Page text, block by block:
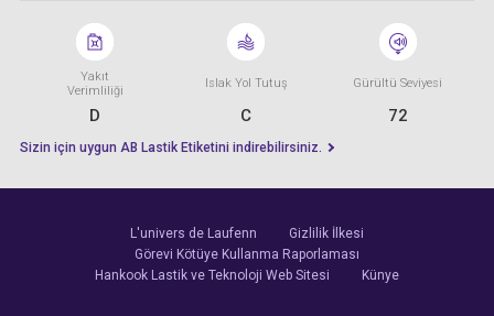
Yakıt
Verimliliği
D
Islak Yol Tutuş
C
Gürültü Seviyesi
72
Sizin için uygun AB Lastik Etiketini indirebilirsiniz.
L'univers de Laufenn
Gizlilik İlkesi
Görevi Kötüye Kullanma Raporlaması
Hankook Lastik ve Teknoloji Web Sitesi
Künye